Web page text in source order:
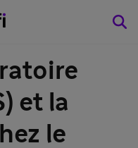
et la
le